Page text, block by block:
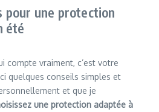
pour une protection
été
compte vraiment, c’est votre
quelques conseils simples et
et que je
une protection adaptée à